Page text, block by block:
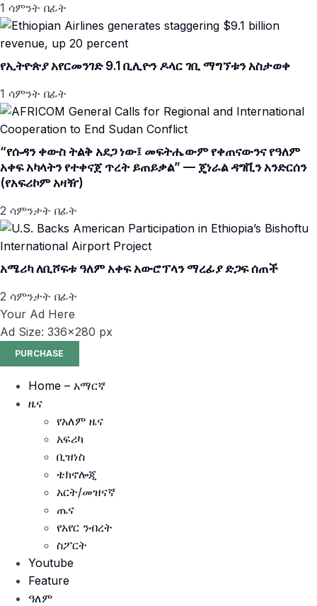
1 ሳምንት በፊት
የኢትዮጵያ አየርመንገድ 9.1 ቢሊዮን ዶላር ገቢ ማግኘቱን አስታወቀ
1 ሳምንት በፊት
“የሱዳን ቀውስ ትልቅ አደጋ ነው፤ መፍትሔውም የቀጠናውንና የዓለም
አቀፍ አካላትን የተቀናጀ ጥረት ይጠይቃል” — ጄነራል ዳግቪን አንድርሰን
(የአፍሪኮም አዛዥ)
2 ሳምንታት በፊት
አሜሪካ ለቢሾፍቱ ዓለም አቀፍ አውሮፕላን ማረፊያ ድጋፍ ሰጠች
2 ሳምንታት በፊት
Your Ad Here
Ad Size: 336x280 px
PURCHASE
Home – አማርኛ
ዜና
የአለም ዜና
አፍሪካ
ቢዝነስ
ቴክኖሎጂ
አርት/መዝናኛ
ጤና
የአየር ንብረት
ስፖርት
Youtube
Feature
ዓለም